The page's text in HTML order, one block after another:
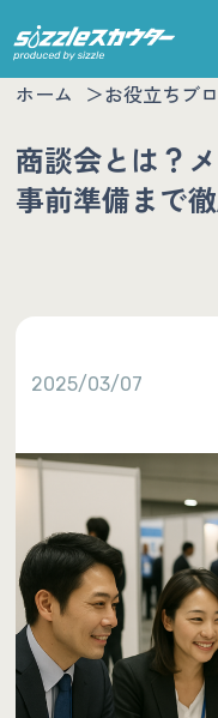
ホーム お役立ちブ
商談会とは？
事前準備まで
2025/03/07